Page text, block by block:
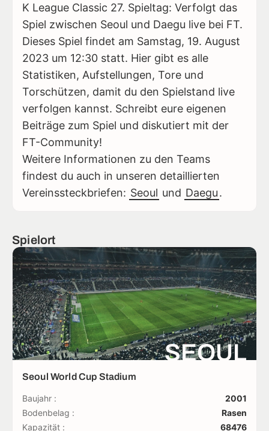
K League Classic 27. Spieltag: Verfolgt das
Spiel zwischen Seoul und Daegu live bei FT.
Dieses Spiel findet am Samstag, 19. August
2023 um 12:30 statt. Hier gibt es alle
Statistiken, Aufstellungen, Tore und
Torschützen, damit du den Spielstand live
verfolgen kannst. Schreibt eure eigenen
Beiträge zum Spiel und diskutiert mit der
FT-Community!
Weitere Informationen zu den Teams
findest du auch in unseren detaillierten
Vereinssteckbriefen: Seoul und Daegu.
Spielort
SEOUL
Seoul World Cup Stadium
Baujahr :
2001
Bodenbelag :
Rasen
Kapazität :
68476